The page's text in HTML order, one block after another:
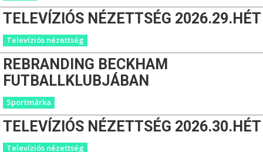
TELEVÍZIÓS NÉZETTSÉG 2026.29.HÉT
Televíziós nézettség
REBRANDING BECKHAM
FUTBALLKLUBJÁBAN
Sportmárka
TELEVÍZIÓS NÉZETTSÉG 2026.30.HÉT
Televíziós nézettség